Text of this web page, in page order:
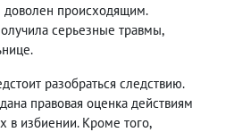
происходящим.
серьезные травмы,
разобраться следствию.
правовая оценка действиям
в избиении. Кроме того,